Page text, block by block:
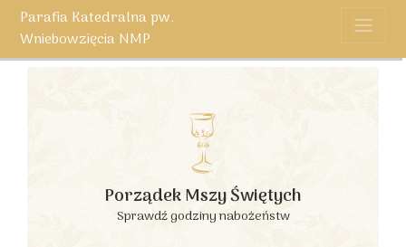
Parafia Katedralna pw.
Wniebowzięcia NMP
Porządek Mszy Świętych
Sprawdź godziny nabożeństw